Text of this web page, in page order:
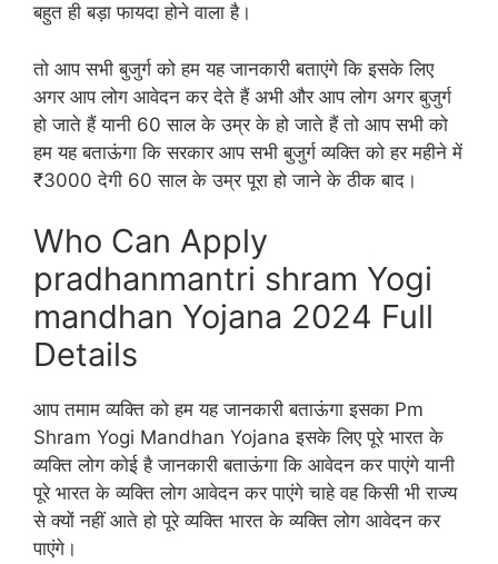
बहुत ही बड़ा फायदा होने वाला है।
तो आप सभी बुजुर्ग को हम यह जानकारी बताएंगे कि इसके लिए
अगर आप लोग आवेदन कर देते हैं अभी और आप लोग अगर बुजुर्ग
हो जाते हैं यानी 60 साल के उम्र के हो जाते हैं तो आप सभी को
हम यह बताऊंगा कि सरकार आप सभी बुजुर्ग व्यक्ति को हर महीने में
₹3000 देगी 60 साल के उम्र पूरा हो जाने के ठीक बाद।
Who Can Apply
pradhanmantri shram Yogi
mandhan Yojana 2024 Full
Details
आप तमाम व्यक्ति को हम यह जानकारी बताऊंगा इसका Pm
Shram Yogi Mandhan Yojana इसके लिए पूरे भारत के
व्यक्ति लोग कोई है जानकारी बताऊंगा कि आवेदन कर पाएंगे यानी
पूरे भारत के व्यक्ति लोग आवेदन कर पाएंगे चाहे वह किसी भी राज्य
से क्यों नहीं आते हो पूरे व्यक्ति भारत के व्यक्ति लोग आवेदन कर
पाएंगे।